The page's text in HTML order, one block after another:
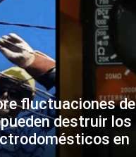
fluctuaciones de
destruir los
en